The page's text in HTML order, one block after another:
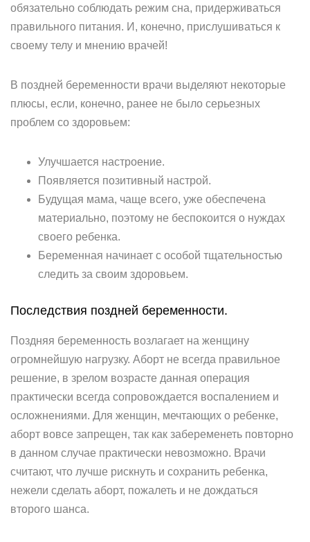
обязательно соблюдать режим сна, придерживаться
правильного питания. И, конечно, прислушиваться к
своему телу и мнению врачей!
В поздней беременности врачи выделяют некоторые
плюсы, если, конечно, ранее не было серьезных
проблем со здоровьем:
Улучшается настроение.
Появляется позитивный настрой.
Будущая мама, чаще всего, уже обеспечена
материально, поэтому не беспокоится о нуждах
своего ребенка.
Беременная начинает с особой тщательностью
следить за своим здоровьем.
Последствия поздней беременности.
Поздняя беременность возлагает на женщину
огромнейшую нагрузку. Аборт не всегда правильное
решение, в зрелом возрасте данная операция
практически всегда сопровождается воспалением и
осложнениями. Для женщин, мечтающих о ребенке,
аборт вовсе запрещен, так как забеременеть повторно
в данном случае практически невозможно. Врачи
считают, что лучше рискнуть и сохранить ребенка,
нежели сделать аборт, пожалеть и не дождаться
второго шанса.